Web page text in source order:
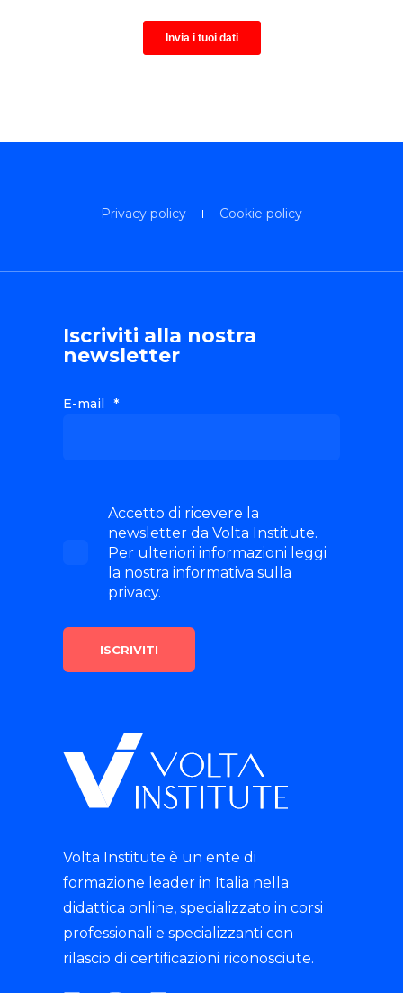
Privacy policy Cookie policy
Iscriviti alla nostra
newsletter
E-mail *
Accetto di ricevere la
newsletter da Volta Institute.
Per ulteriori informazioni leggi
la nostra informativa sulla
privacy.
Volta Institute è un ente di
formazione leader in Italia nella
didattica online, specializzato in corsi
professionali e specializzanti con
rilascio di certificazioni riconosciute.